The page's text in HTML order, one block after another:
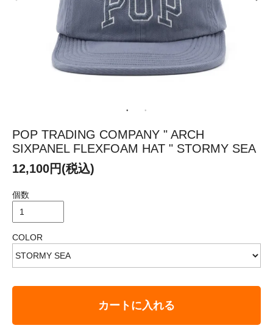
POP TRADING COMPANY " ARCH
SIXPANEL FLEXFOAM HAT " STORMY SEA
12,100円(税込)
個数
COLOR
カートに入れる